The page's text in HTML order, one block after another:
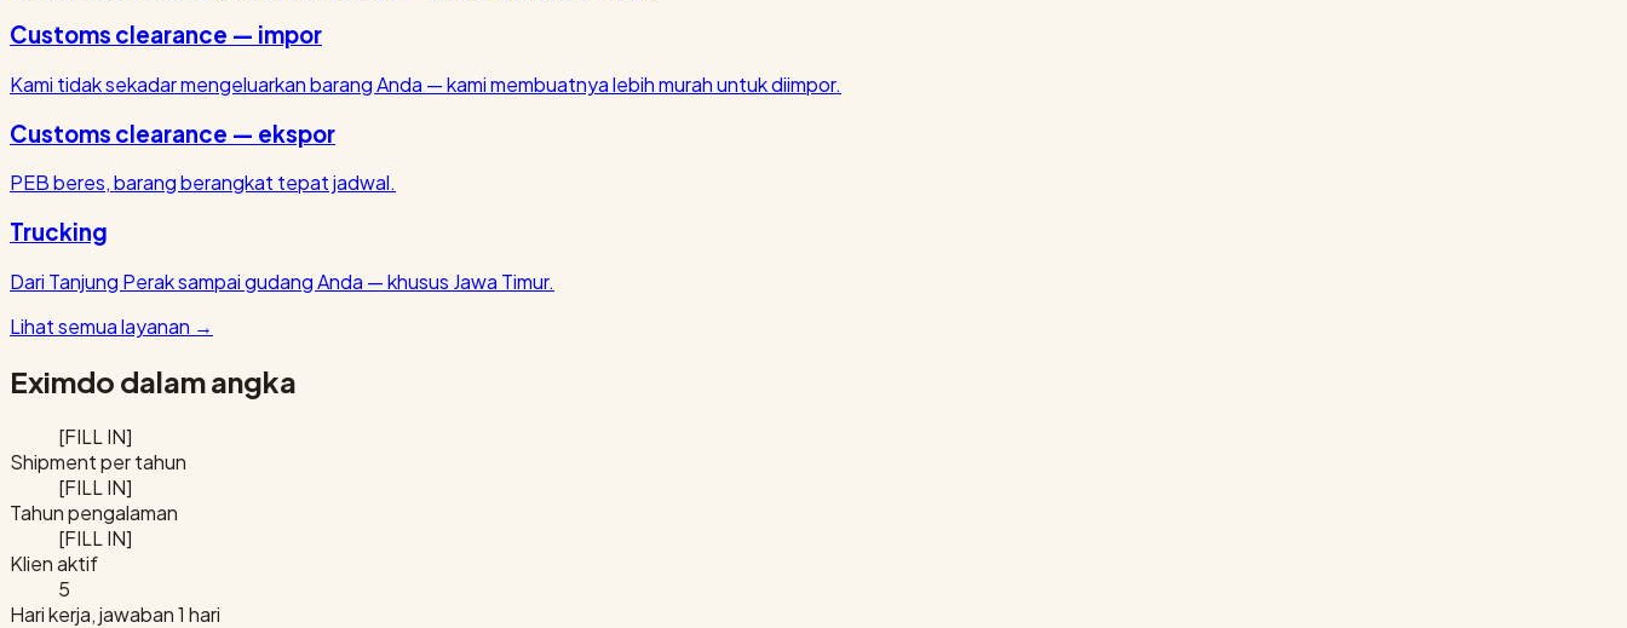
Customs clearance — impor
Kami tidak sekadar mengeluarkan barang Anda — kami membuatnya lebih murah untuk diimpor.
Customs clearance — ekspor
PEB beres, barang berangkat tepat jadwal.
Trucking
Dari Tanjung Perak sampai gudang Anda — khusus Jawa Timur.
Lihat semua layanan →
Eximdo dalam angka
[FILL IN]
Shipment per tahun
[FILL IN]
Tahun pengalaman
[FILL IN]
Klien aktif
5
Hari kerja, jawaban 1 hari